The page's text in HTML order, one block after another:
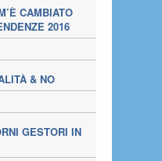
CAMBIATO
2016
& NO
GESTORI IN